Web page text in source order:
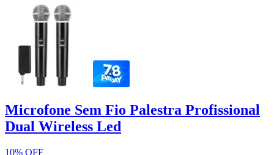
Microfone Sem Fio Palestra Profissional
Dual Wireless Led
10% OFF